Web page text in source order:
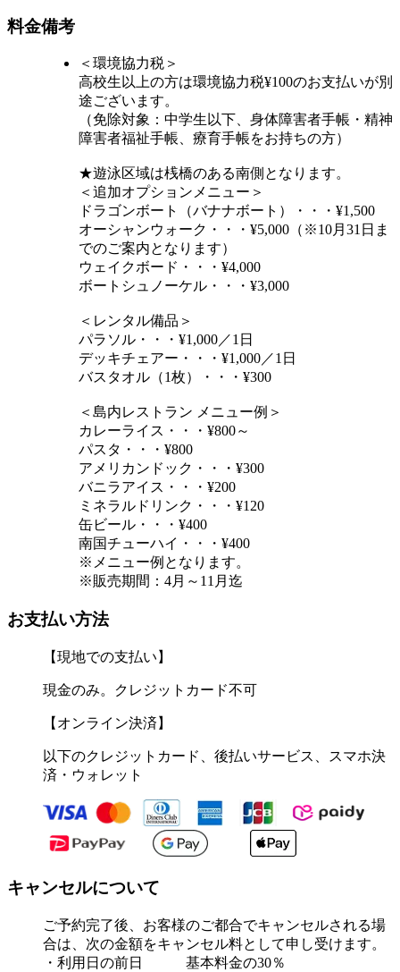
料金備考
＜環境協力税＞
高校生以上の方は環境協力税¥100のお支払いが別
途ございます。
（免除対象：中学生以下、身体障害者手帳・精神
障害者福祉手帳、療育手帳をお持ちの方）
★遊泳区域は桟橋のある南側となります。
＜追加オプションメニュー＞
ドラゴンボート（バナナボート）・・・¥1,500
オーシャンウォーク・・・¥5,000（※10月31日ま
でのご案内となります）
ウェイクボード・・・¥4,000
ボートシュノーケル・・・¥3,000
＜レンタル備品＞
パラソル・・・¥1,000／1日
デッキチェアー・・・¥1,000／1日
バスタオル（1枚）・・・¥300
＜島内レストラン メニュー例＞
カレーライス・・・¥800～
パスタ・・・¥800
アメリカンドック・・・¥300
バニラアイス・・・¥200
ミネラルドリンク・・・¥120
缶ビール・・・¥400
南国チューハイ・・・¥400
※メニュー例となります。
※販売期間：4月～11月迄
お支払い方法
【現地での支払い】
現金のみ。クレジットカード不可
【オンライン決済】
以下のクレジットカード、後払いサービス、スマホ決
済・ウォレット
キャンセルについて
ご予約完了後、お客様のご都合でキャンセルされる場
合は、次の金額をキャンセル料として申し受けます。
・利用日の前日 基本料金の30％